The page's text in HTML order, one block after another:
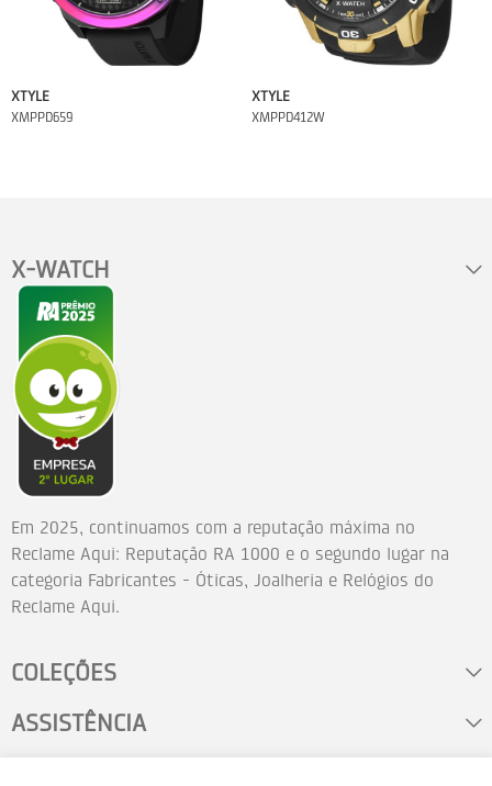
XTYLE
XMPPD659
XTYLE
XMPPD412W
X-WATCH
Em 2025, continuamos com a reputação máxima no
Reclame Aqui: Reputação RA 1000 e o segundo lugar na
categoria Fabricantes - Óticas, Joalheria e Relógios do
Reclame Aqui.
COLEÇÕES
ASSISTÊNCIA